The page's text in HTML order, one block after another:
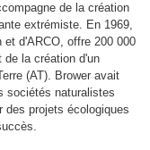
de la création
extrémiste. En 1969,
et d'ARCO, offre 200 000
de la création d'un
(AT). Brower avait
sociétés naturalistes
des projets écologiques